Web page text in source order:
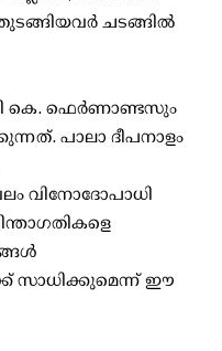
ചടങ്ങിൽ
കെ. ഫെർണാണ്ടസും
പാലാ ദീപനാളം
വിനോദോപാധി
സാധിക്കുമെന്ന് ഈ